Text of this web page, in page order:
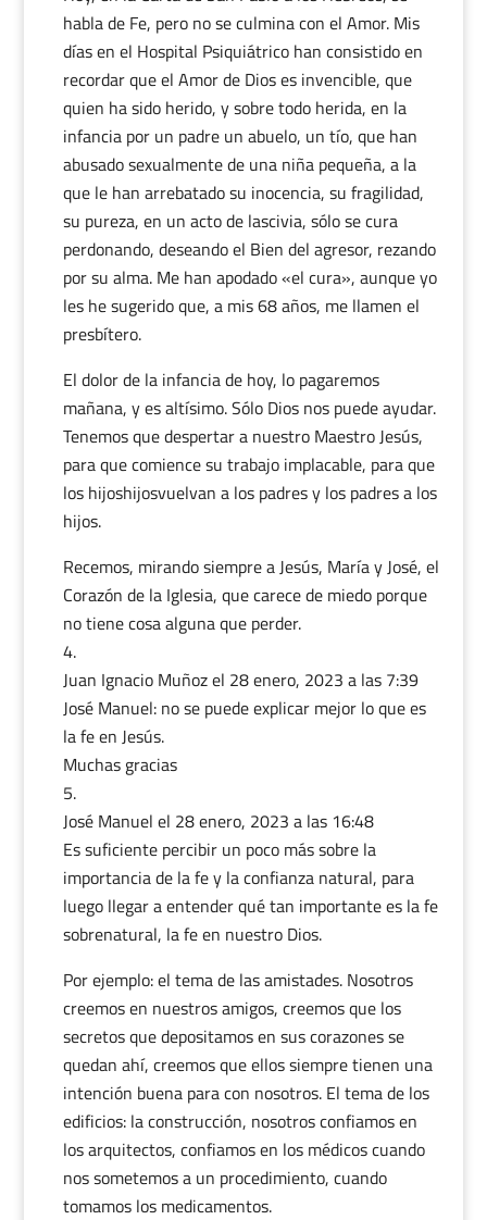
habla de Fe, pero no se culmina con el Amor. Mis
días en el Hospital Psiquiátrico han consistido en
recordar que el Amor de Dios es invencible, que
quien ha sido herido, y sobre todo herida, en la
infancia por un padre un abuelo, un tío, que han
abusado sexualmente de una niña pequeña, a la
que le han arrebatado su inocencia, su fragilidad,
su pureza, en un acto de lascivia, sólo se cura
perdonando, deseando el Bien del agresor, rezando
por su alma. Me han apodado «el cura», aunque yo
les he sugerido que, a mis 68 años, me llamen el
presbítero.
El dolor de la infancia de hoy, lo pagaremos
mañana, y es altísimo. Sólo Dios nos puede ayudar.
Tenemos que despertar a nuestro Maestro Jesús,
para que comience su trabajo implacable, para que
los hijoshijosvuelvan a los padres y los padres a los
hijos.
Recemos, mirando siempre a Jesús, María y José, el
Corazón de la Iglesia, que carece de miedo porque
no tiene cosa alguna que perder.
Juan Ignacio Muñozel 28 enero, 2023 a las 7:39
José Manuel: no se puede explicar mejor lo que es
la fe en Jesús.
Muchas gracias
José Manuel el 28 enero, 2023 a las 16:48
Es suficiente percibir un poco más sobre la
importancia de la fe y la confianza natural, para
luego llegar a entender qué tan importante es la fe
sobrenatural, la fe en nuestro Dios.
Por ejemplo: el tema de las amistades. Nosotros
creemos en nuestros amigos, creemos que los
secretos que depositamos en sus corazones se
quedan ahí, creemos que ellos siempre tienen una
intención buena para con nosotros. El tema de los
edificios: la construcción, nosotros confiamos en
los arquitectos, confiamos en los médicos cuando
nos sometemos a un procedimiento, cuando
tomamos los medicamentos.